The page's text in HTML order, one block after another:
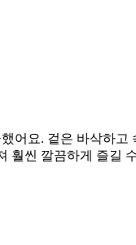
어요. 겉은 바삭하
훨씬 깔끔하게 즐길